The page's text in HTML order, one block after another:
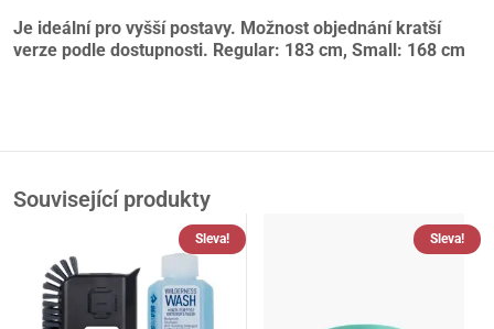
Je ideální pro vyšší postavy. Možnost objednání kratší
verze podle dostupnosti. Regular: 183 cm, Small: 168 cm
Související produkty
Sleva! Sleva!